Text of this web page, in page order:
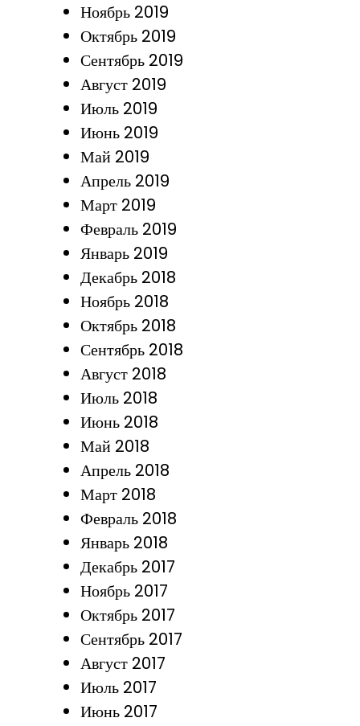
Ноябрь 2019
Октябрь 2019
Сентябрь 2019
Август 2019
Июль 2019
Июнь 2019
Май 2019
Апрель 2019
Март 2019
Февраль 2019
Январь 2019
Декабрь 2018
Ноябрь 2018
Октябрь 2018
Сентябрь 2018
Август 2018
Июль 2018
Июнь 2018
Май 2018
Апрель 2018
Март 2018
Февраль 2018
Январь 2018
Декабрь 2017
Ноябрь 2017
Октябрь 2017
Сентябрь 2017
Август 2017
Июль 2017
Июнь 2017